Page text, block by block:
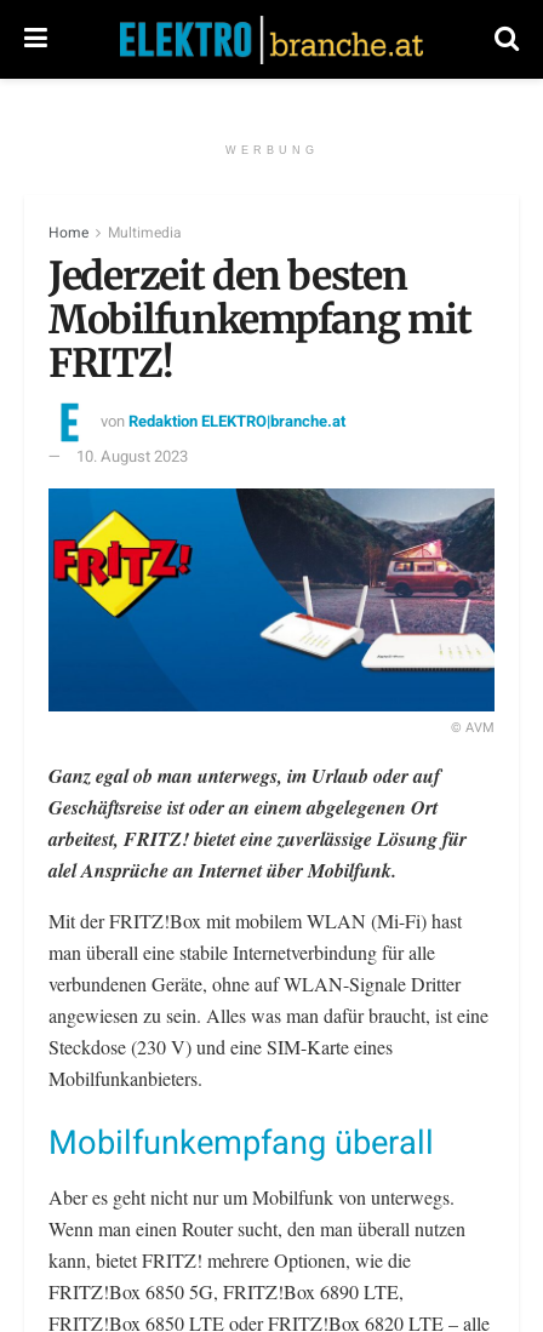
WERBUNG
Home Multimedia
Jederzeit den besten
Mobilfunkempfang mit
FRITZ!
vonRedaktion ELEKTRO|branche.at
10. August 2023
© AVM
Ganz egal ob man unterwegs, im Urlaub oder auf
Geschäftsreise ist oder an einem abgelegenen Ort
arbeitest, FRITZ! bietet eine zuverlässige Lösung für
alel Ansprüche an Internet über Mobilfunk.
Mit der FRITZ!Box mit mobilem WLAN (Mi-Fi) hast
man überall eine stabile Internetverbindung für alle
verbundenen Geräte, ohne auf WLAN-Signale Dritter
angewiesen zu sein. Alles was man dafür braucht, ist eine
Steckdose (230 V) und eine SIM-Karte eines
Mobilfunkanbieters.
Mobilfunkempfang überall
Aber es geht nicht nur um Mobilfunk von unterwegs.
Wenn man einen Router sucht, den man überall nutzen
kann, bietet FRITZ! mehrere Optionen, wie die
FRITZ!Box 6850 5G, FRITZ!Box 6890 LTE,
FRITZ!Box 6850 LTE oder FRITZ!Box 6820 LTE – alle